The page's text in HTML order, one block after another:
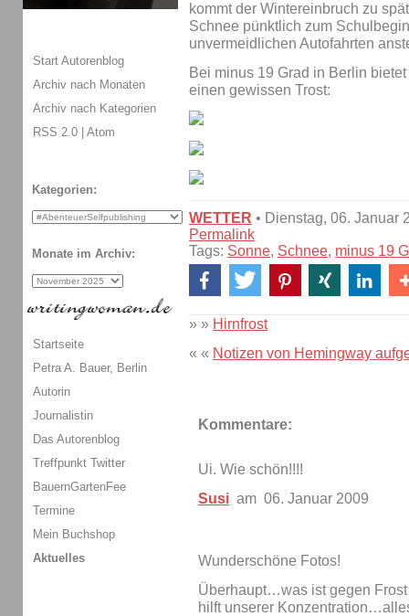
kommt der Wintereinbruch zu
Schnee pünktlich zum
unvermeidlichen Autofahrten
Bei minus 19 Grad in Berlin
einen gewissen Trost:
WETTER • Dienstag, 06. Januar
Permalink
Tags: Sonne, Schnee, minus 19
» » Hirnfrost
« « Notizen von Hemingway
Kommentare:
Ui. Wie schön!!!!
Susi am 06. Januar 2009
Wunderschöne Fotos!
Überhaupt…was ist gegen
hilft unserer
Start Autorenblog
Archiv nach Monaten
Archiv nach Kategorien
RSS 2.0 | Atom
Kategorien:
Monate im Archiv:
Startseite
Petra A. Bauer, Berlin
Autorin
Journalistin
Das Autorenblog
Treffpunkt Twitter
BauernGartenFee
Termine
Mein Buchshop
Aktuelles